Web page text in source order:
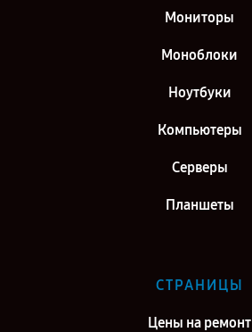
Мониторы
Моноблоки
Ноутбуки
Компьютеры
Серверы
Планшеты
СТРАНИЦЫ
Цены на ремонт